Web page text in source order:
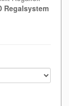
Regalsystem